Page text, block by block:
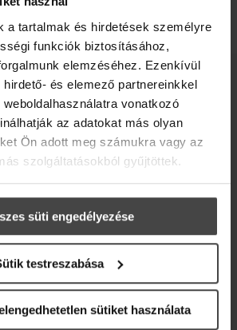
a tartalmak és hirdetések személyre
funkciók biztosításához,
elemzéséhez. Ezenkívül
és elemező partnereinkkel
vonatkozó
az adatokat más olyan
Ön adott meg számukra vagy az
szolgáltatásokból gyűjtöttek.
süti engedélyezése
testreszabása
sütiket használata
ELSŐKÉNT HÍREINKRŐL,
AKCIÓINKRÓL!
jogosító kuponnal
meg (lakossági vásárlás